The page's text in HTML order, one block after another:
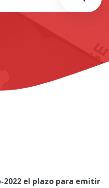
2022 el plazo para emitir